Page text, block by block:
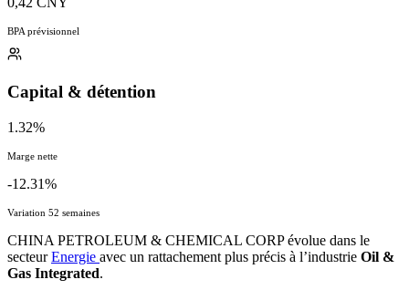
BPA prévisionnel
Capital & détention
1.32%
Marge nette
-12.31%
Variation 52 semaines
CHINA PETROLEUM & CHEMICAL CORP évolue dans le
secteurEnergie avec un rattachement plus précis à l’industrie Oil &
Gas Integrated.